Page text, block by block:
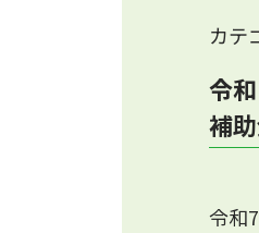
カテ
令
補
令和